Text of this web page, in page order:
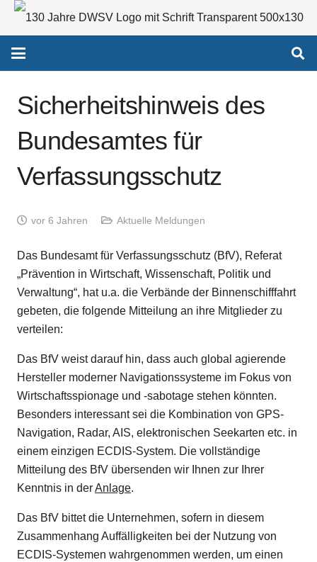
Sicherheitshinweis des
Bundesamtes für
Verfassungsschutz
vor 6 Jahren Aktuelle Meldungen
Das Bundesamt für Verfassungsschutz (BfV), Referat
„Prävention in Wirtschaft, Wissenschaft, Politik und
Verwaltung“, hat u.a. die Verbände der Binnenschifffahrt
gebeten, die folgende Mitteilung an ihre Mitglieder zu
verteilen:
Das BfV weist darauf hin, dass auch global agierende
Hersteller moderner Navigationssysteme im Fokus von
Wirtschaftsspionage und -sabotage stehen könnten.
Besonders interessant sei die Kombination von GPS-
Navigation, Radar, AIS, elektronischen Seekarten etc. in
einem einzigen ECDIS-System. Die vollständige
Mitteilung des BfV übersenden wir Ihnen zur Ihrer
Kenntnis in derAnlage.
Das BfV bittet die Unternehmen, sofern in diesem
Zusammenhang Auffälligkeiten bei der Nutzung von
ECDIS-Systemen wahrgenommen werden, um einen